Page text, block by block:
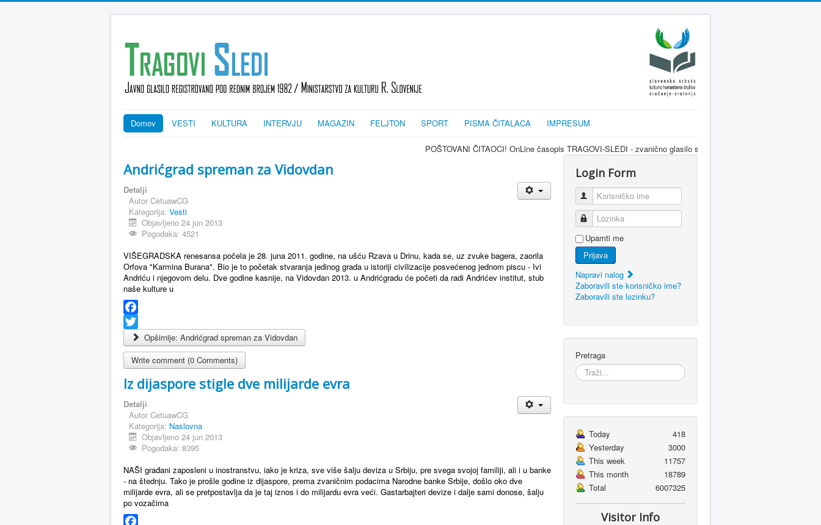
Domov VESTI KULTURA INTERVJU MAGAZIN FELJTON SPORT PISMA ČITALACA IMPRESUM
POŠTOVANI ČITAOCI! OnLine časopis TRAGOVI-SLEDI - zvanično glasilo srpske dijaspore za informisanje Srba u
Andrićgrad spreman za Vidovdan
Detalji
Autor CetuawCG
Kategorija: Vesti
Objavljeno 24 jun 2013
Pogodaka: 4521
VIŠEGRADSKA renesansa počela je 28. juna 2011. godine, na ušću Rzava u Drinu, kada se, uz zvuke bagera, zaorila
Orfova "Karmina Burana". Bio je to početak stvaranja jedinog grada u istoriji civilizacije posvećenog jednom piscu - Ivi
Andriću i njegovom delu. Dve godine kasnije, na Vidovdan 2013. u Andrićgradu će početi da radi Andrićev institut, stub
naše kulture u
Facebook
TwitterOpširnije: Andrićgrad spreman za Vidovdan
Write comment (0 Comments)
Iz dijaspore stigle dve milijarde evra
Detalji
Autor CetuawCG
Kategorija: Naslovna
Objavljeno 24 jun 2013
Pogodaka: 8395
NAŠI građani zaposleni u inostranstvu, iako je kriza, sve više šalju deviza u Srbiju, pre svega svojoj familiji, ali i u banke
- na štednju. Tako je prošle godine iz dijaspore, prema zvaničnim podacima Narodne banke Srbije, došlo oko dve
milijarde evra, ali se pretpostavlja da je taj iznos i do milijardu evra veći. Gastarbajteri devize i dalje sami donose, šalju
po vozačima
Login Form
Korisničko ime
Lozinka
Upamti me
Prijava
Napravi nalog
Zaboravili ste korisničko ime?
Zaboravili ste lozinku?
Pretraga
Today
418
Yesterday
3000
This week
11757
This month
18789
Total
6007325
Visitor Info